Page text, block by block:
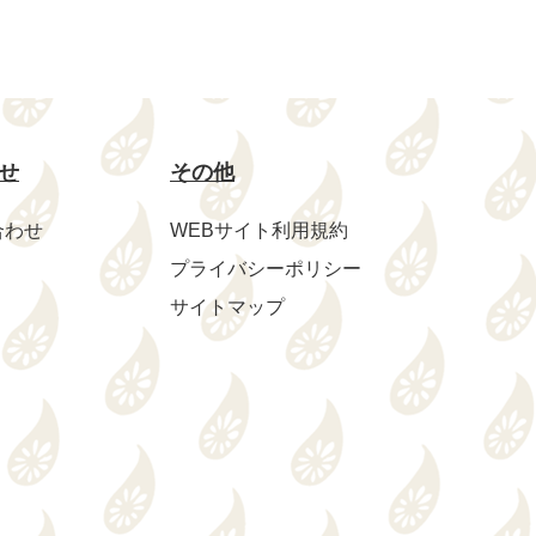
わせ
その他
WEBサイト利用規約
プライバシーポリシー
サイトマップ